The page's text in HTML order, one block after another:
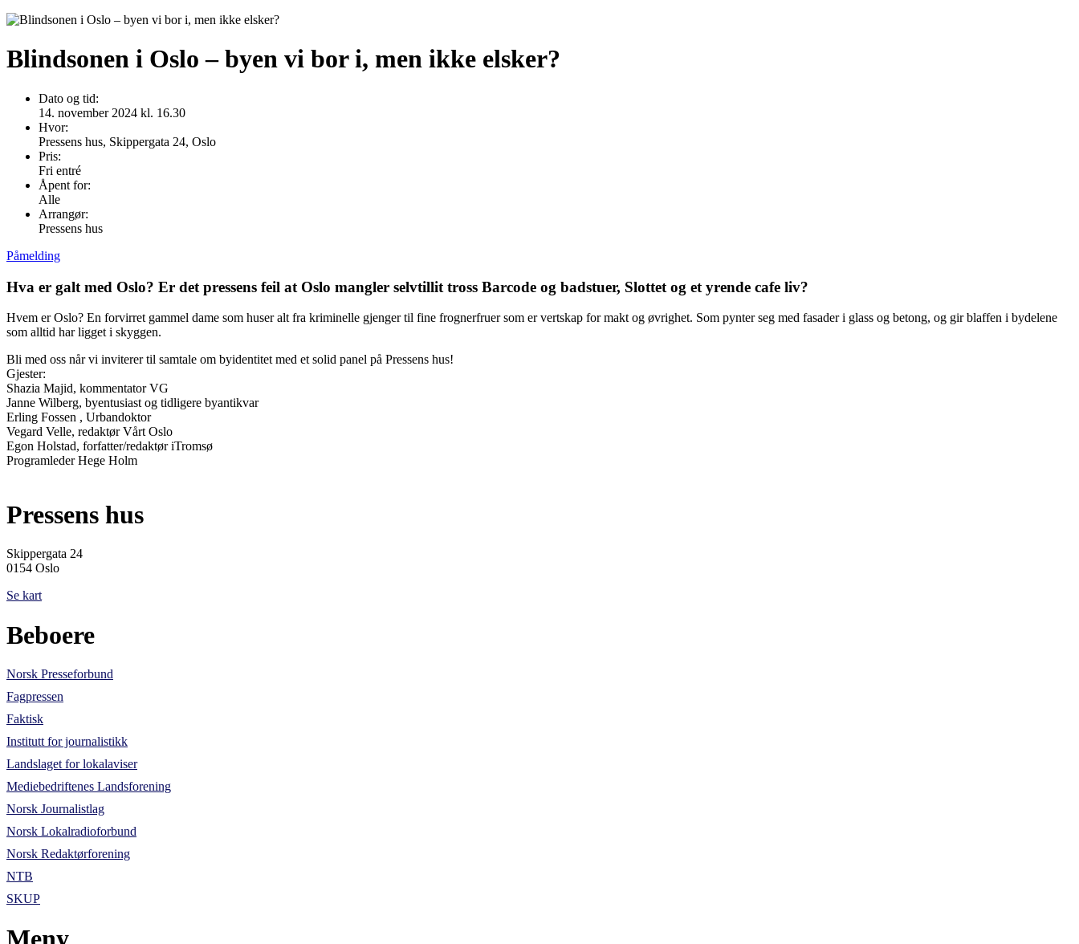
Blindsonen i Oslo – byen vi bor i, men ikke elsker?
Dato og tid:
14. november 2024 kl. 16.30
Hvor:
Pressens hus, Skippergata 24, Oslo
Pris:
Fri entré
Åpent for:
Alle
Arrangør:
Pressens hus
Påmelding
Hva er galt med Oslo? Er det pressens feil at Oslo mangler selvtillit tross Barcode og badstuer, Slottet og et yrende cafe liv?
Hvem er Oslo? En forvirret gammel dame som huser alt fra kriminelle gjenger til fine frognerfruer som er vertskap for makt og øvrighet. Som pynter seg med fasader i glass og betong, og gir blaffen i bydelene
som alltid har ligget i skyggen.
Bli med oss når vi inviterer til samtale om byidentitet med et solid panel på Pressens hus!
Gjester:
Shazia Majid, kommentator VG
Janne Wilberg, byentusiast og tidligere byantikvar
Erling Fossen , Urbandoktor
Vegard Velle, redaktør Vårt Oslo
Egon Holstad, forfatter/redaktør iTromsø
Programleder Hege Holm
Pressens hus
Skippergata 24
0154 Oslo
Se kart
Beboere
Norsk Presseforbund
Fagpressen
Faktisk
Institutt for journalistikk
Landslaget for lokalaviser
Mediebedriftenes Landsforening
Norsk Journalistlag
Norsk Lokalradioforbund
Norsk Redaktørforening
NTB
SKUP
Meny